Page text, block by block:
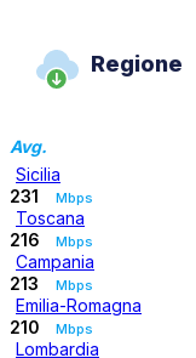
Regione
Avg.
Sicilia
231
Mbps
Toscana
216
Mbps
Campania
213
Mbps
Emilia-Romagna
210
Mbps
Lombardia